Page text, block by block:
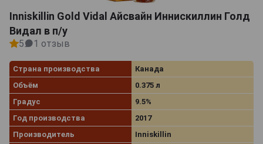
Inniskillin Gold Vidal Айсвайн Иннискиллин Голд
Видал в п/у
5 1 отзыв
Страна производства
Канада
Объём
0.375 л
Градус
9.5%
Год производства
2017
Производитель
Inniskillin